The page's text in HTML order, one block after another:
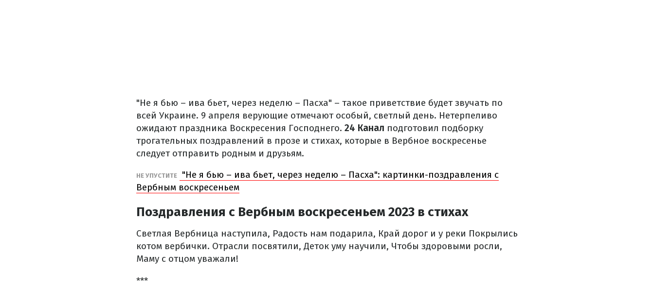
"Не я бью – ива бьет, через неделю – Пасха" – такое приветствие будет звучать по
всей Украине. 9 апреля верующие отмечают особый, светлый день. Нетерпеливо
ожидают праздника Воскресения Господнего. 24 Канал подготовил подборку
трогательных поздравлений в прозе и стихах, которые в Вербное воскресенье
следует отправить родным и друзьям.
НЕ УПУСТИТЕ
"Не я бью – ива бьет, через неделю – Пасха": картинки-поздравления с
Вербным воскресеньем
Поздравления с Вербным воскресеньем 2023 в стихах
Светлая Вербница наступила, Радость нам подарила, Край дорог и у реки Покрылись
котом вербички. Отрасли посвятили, Деток уму научили, Чтобы здоровыми росли,
Маму с отцом уважали!
***